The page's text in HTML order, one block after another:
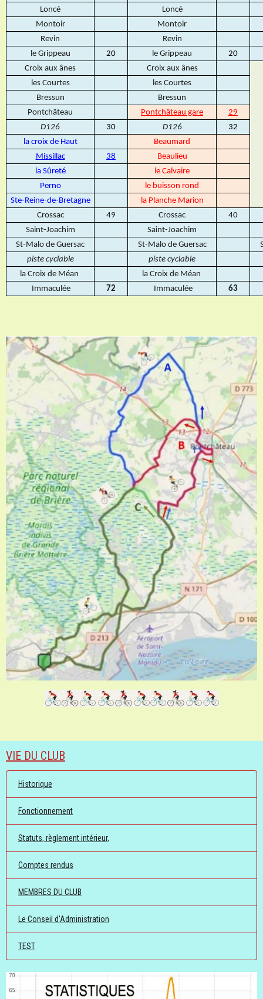
Loncé
Loncé
Montoir
Montoir
Revin
Revin
le Grippeau
20 le Grippeau
20
Croix aux ânes
Croix aux ânes
les Courtes
les Courtes
Bressun
Bressun
Pontchâteau
Pontchâteau gare
29
D126
30 D126
32
la croix de Haut
Beaumard
Missillac
38
Beaulieu
la Sûreté
le Calvaire
Perno
le buisson rond
Ste-Reine-de-Bretagne
la Planche Marion
Crossac
49 Crossac
40
Saint-Joachim
Saint-Joachim
St-Malo de Guersac
St-Malo de Guersac
piste cyclable
piste cyclable
la Croix de Méan
la Croix de Méan
Immaculée
72 Immaculée 63
VIE DU CLUB
Historique
Fonctionnement
Statuts, règlement intérieur,
Comptes rendus
MEMBRES DU CLUB
Le Conseil d'Administration
TEST